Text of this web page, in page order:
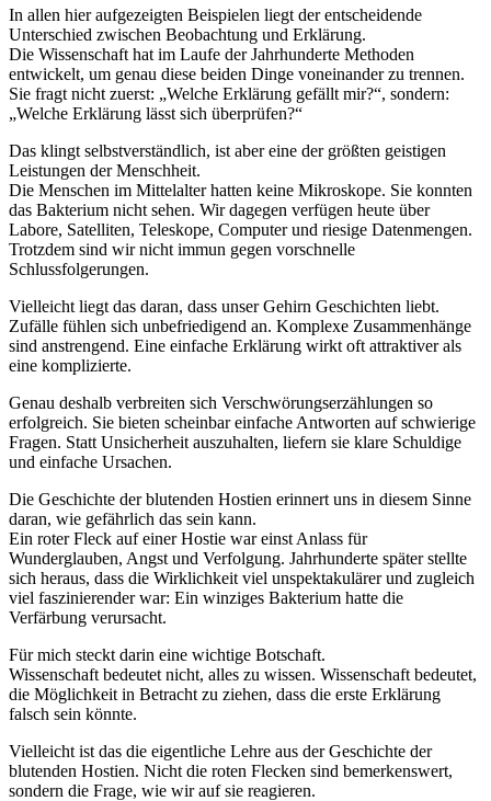
In allen hier aufgezeigten Beispielen liegt der entscheidende
Unterschied zwischen Beobachtung und Erklärung.
Die Wissenschaft hat im Laufe der Jahrhunderte Methoden
entwickelt, um genau diese beiden Dinge voneinander zu trennen.
Sie fragt nicht zuerst: „Welche Erklärung gefällt mir?“, sondern:
„Welche Erklärung lässt sich überprüfen?“
Das klingt selbstverständlich, ist aber eine der größten geistigen
Leistungen der Menschheit.
Die Menschen im Mittelalter hatten keine Mikroskope. Sie konnten
das Bakterium nicht sehen. Wir dagegen verfügen heute über
Labore, Satelliten, Teleskope, Computer und riesige Datenmengen.
Trotzdem sind wir nicht immun gegen vorschnelle
Schlussfolgerungen.
Vielleicht liegt das daran, dass unser Gehirn Geschichten liebt.
Zufälle fühlen sich unbefriedigend an. Komplexe Zusammenhänge
sind anstrengend. Eine einfache Erklärung wirkt oft attraktiver als
eine komplizierte.
Genau deshalb verbreiten sich Verschwörungserzählungen so
erfolgreich. Sie bieten scheinbar einfache Antworten auf schwierige
Fragen. Statt Unsicherheit auszuhalten, liefern sie klare Schuldige
und einfache Ursachen.
Die Geschichte der blutenden Hostien erinnert uns in diesem Sinne
daran, wie gefährlich das sein kann.
Ein roter Fleck auf einer Hostie war einst Anlass für
Wunderglauben, Angst und Verfolgung. Jahrhunderte später stellte
sich heraus, dass die Wirklichkeit viel unspektakulärer und zugleich
viel faszinierender war: Ein winziges Bakterium hatte die
Verfärbung verursacht.
Für mich steckt darin eine wichtige Botschaft.
Wissenschaft bedeutet nicht, alles zu wissen. Wissenschaft bedeutet,
die Möglichkeit in Betracht zu ziehen, dass die erste Erklärung
falsch sein könnte.
Vielleicht ist das die eigentliche Lehre aus der Geschichte der
blutenden Hostien. Nicht die roten Flecken sind bemerkenswert,
sondern die Frage, wie wir auf sie reagieren.